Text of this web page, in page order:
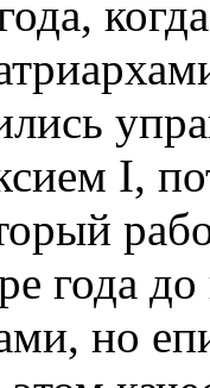
I,
года
но